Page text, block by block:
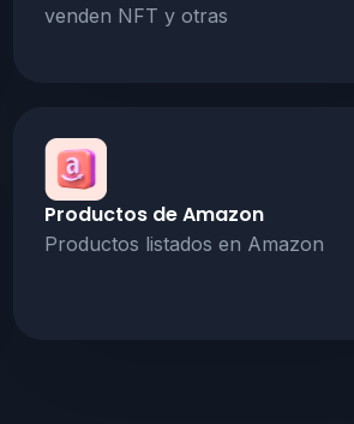
venden NFT y otras
Productos de Amazon
Productos listados en Amazon